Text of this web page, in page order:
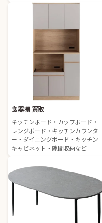
食器棚 買取
キッチンボード・カップボード・
レンジボード・キッチンカウンタ
ー・ダイニングボード・キッチン
キャビネット・隙間収納など